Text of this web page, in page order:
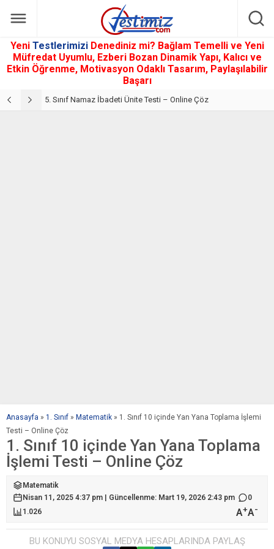
Yeni Testlerimizi Denediniz mi? Bağlam Temelli ve Yeni
Müfredat Uyumlu, Ezberi Bozan Dinamik Yapı, Kalıcı ve
Etkin Öğrenme, Motivasyon Odaklı Tasarım, Paylaşılabilir
Başarı
5. Sınıf Namaz İbadeti Ünite Testi – Online Çöz
Anasayfa » 1. Sınıf » Matematik » 1. Sınıf 10 içinde Yan Yana Toplama İşlemi
Testi – Online Çöz
1. Sınıf 10 içinde Yan Yana Toplama
İşlemi Testi – Online Çöz
Matematik
Nisan 11, 2025 4:37 pm | Güncellenme: Mart 19, 2026 2:43 pm
0
1.026
A+A-
BU KONUYU SOSYAL MEDYA HESAPLARINDA PAYLAŞ